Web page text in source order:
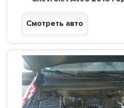
Смотреть авто